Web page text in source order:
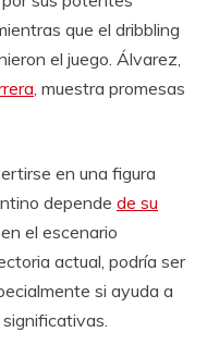
que el dribbling
el juego. Álvarez,
, muestra promesas
en una figura
depende de su
el escenario
actual, podría ser
si ayuda a